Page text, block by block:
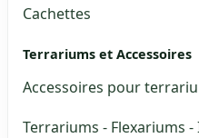
Cachettes
Terrariums et Accessoires
Accessoires pour
Terrariums - Flexariums